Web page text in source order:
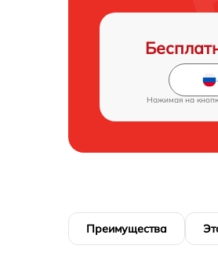
Нажимая на
Преимущества